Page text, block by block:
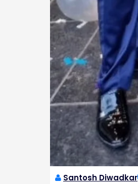
Santosh Diwadkar